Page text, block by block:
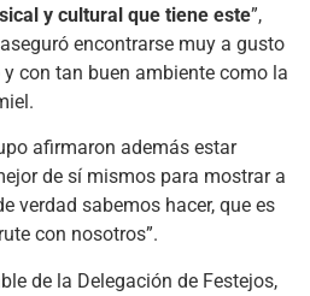
y cultural que tiene este”,
encontrarse muy a gusto
con tan buen ambiente como la
afirmaron además estar
de sí mismos para mostrar a
verdad sabemos hacer, que es
con nosotros”.
de la Delegación de Festejos,